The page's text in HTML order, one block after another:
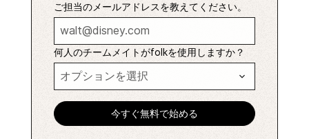
ご担当のメールアドレスを教えてください。
何人のチームメイトがfolkを使用しますか？